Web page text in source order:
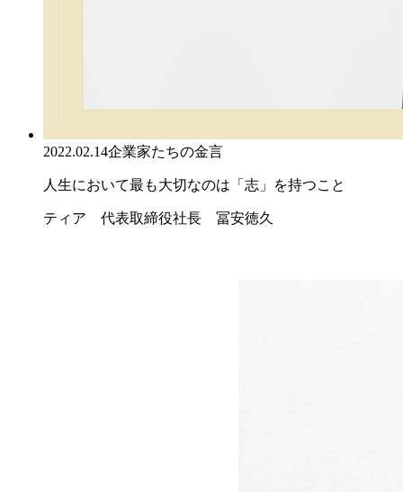
2022.02.14企業家たちの金言
人生において最も大切なのは「志」を持つこと
ティア 代表取締役社長 冨安徳久